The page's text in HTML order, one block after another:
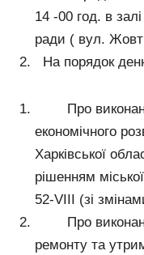
14 -00 год. в залі
ради ( вул.
На порядок
Про
економічного
Харківської
рішенням
52-VIII (зі
Про
ремонту та